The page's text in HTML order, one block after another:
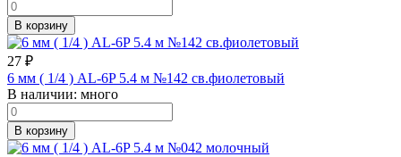
В корзину
27 ₽
6 мм ( 1/4 ) AL-6P 5.4 м №142 св.фиолетовый
В наличии: много
В корзину